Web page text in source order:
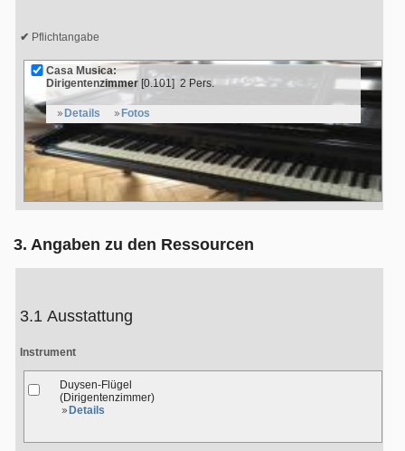
Pflichtangabe
Casa Musica:
Dirigentenzimmer [0.101] 2 Pers.
Details Fotos
3. Angaben zu den Ressourcen
3.1 Ausstattung
Instrument
Duysen-Flügel
(Dirigentenzimmer)
Details